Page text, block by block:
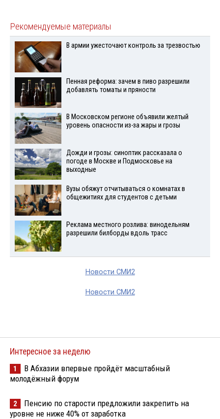
Рекомендуемые материалы
В армии ужесточают контроль за трезвостью
Пенная реформа: зачем в пиво разрешили
добавлять томаты и пряности
В Московском регионе объявили желтый
уровень опасности из-за жары и грозы
Дожди и грозы: синоптик рассказала о
погоде в Москве и Подмосковье на
выходные
Вузы обяжут отчитываться о комнатах в
общежитиях для студентов с детьми
Реклама местного розлива: винодельням
разрешили билборды вдоль трасс
Новости СМИ2
Новости СМИ2
Интересное за неделю
1
В Абхазии впервые пройдёт масштабный
молодёжный форум
2
Пенсию по старости предложили закрепить на
уровне не ниже 40% от заработка